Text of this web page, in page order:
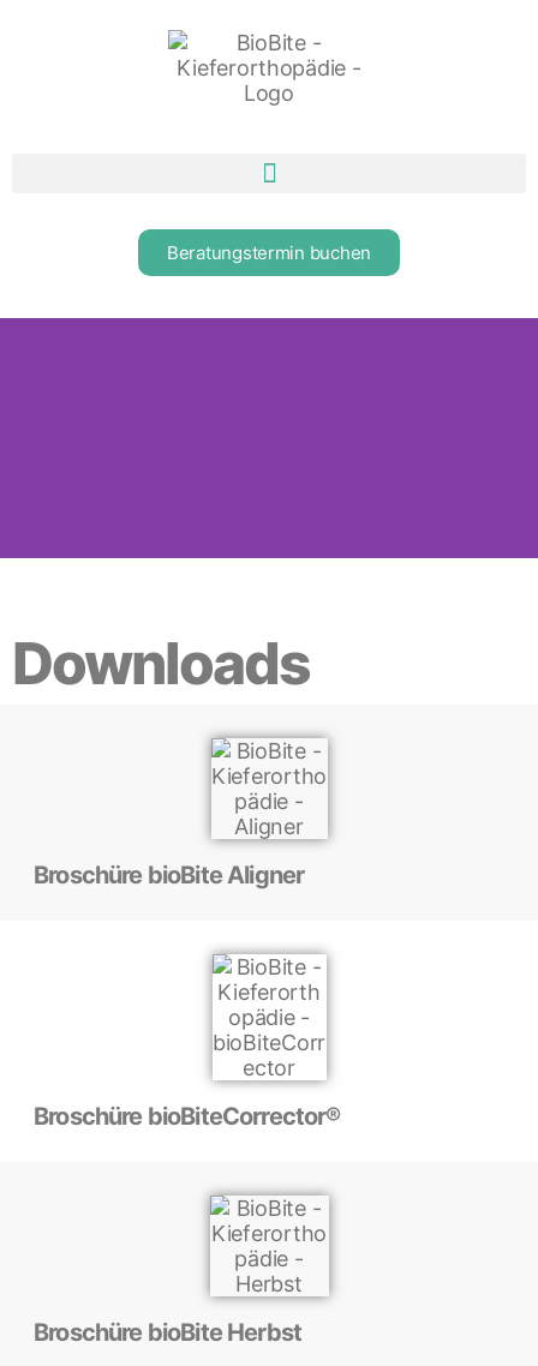
Beratungstermin buchen
bioBite?
Downloads
Broschüre bioBite Aligner
Broschüre bioBiteCorrector®
Broschüre bioBite Herbst